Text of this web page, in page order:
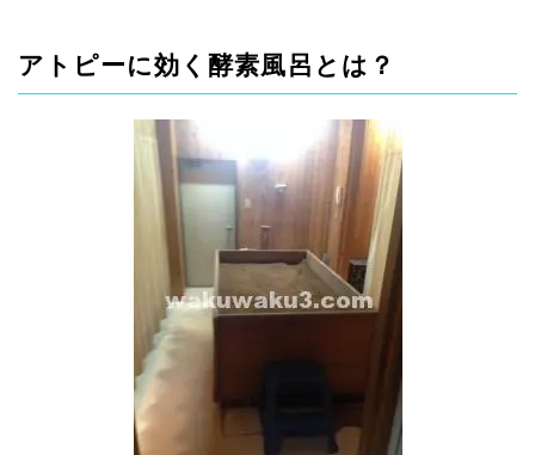
アトピーに効く酵素風呂とは？